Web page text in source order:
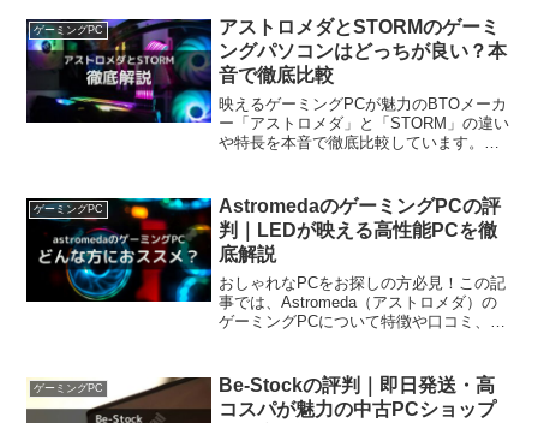
ゲーミングPC
アストロメダとSTORMのゲーミ
ングパソコンはどっちが良い？本
音で徹底比較
映えるゲーミングPCが魅力のBTOメーカ
ー「アストロメダ」と「STORM」の違い
や特長を本音で徹底比較しています。こ
しゃれなゲーミングPCを後悔せず買いた
い方は、ぜひ参考にしてください。
ゲーミングPC
AstromedaのゲーミングPCの評
判｜LEDが映える高性能PCを徹
底解説
おしゃれなPCをお探しの方必見！この記
事では、Astromeda（アストロメダ）の
ゲーミングPCについて特徴や口コミ、お
ロメダのゲーミングPCが自分に合ってい
るか分かります。
ゲーミングPC
Be-Stockの評判｜即日発送・高
コスパが魅力の中古PCショップ